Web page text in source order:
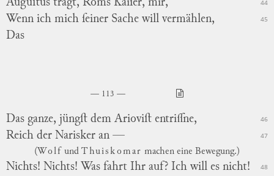
44
Wenn ich mich ſeiner Sache will vermählen, 45
Das
113
Das ganze, jüngſt dem Arioviſt entriſſne, 46
Reich der Narisker an — 47
(Wolf undThuiskomar machen eine Bewegung.)
Nichts! Nichts! Was fahrt Ihr auf? Ich will es nicht! 48